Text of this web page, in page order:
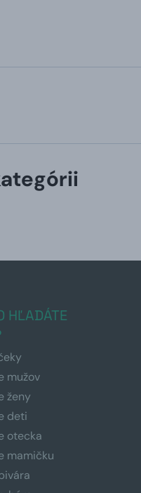
HĽADÁTE
mužov
ženy
deti
otecka
mamičku